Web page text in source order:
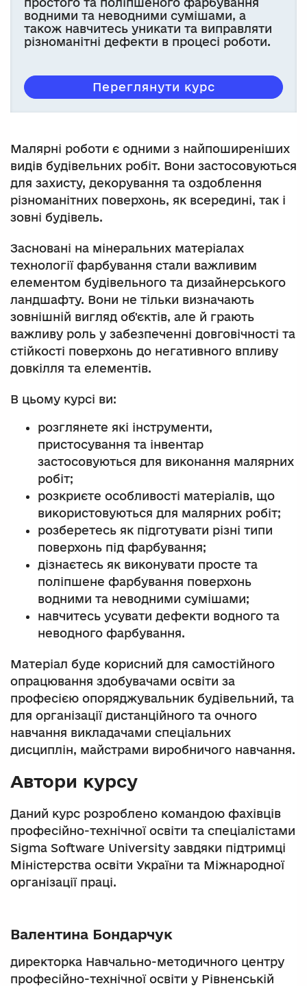
водними та неводними сумішами, а
також навчитесь уникати та виправляти
різноманітні дефекти в процесі роботи.
Переглянути курс
Малярні роботи є одними з найпоширеніших
видів будівельних робіт. Вони застосовуються
для захисту, декорування та оздоблення
різноманітних поверхонь, як всередині, так і
зовні будівель.
Засновані на мінеральних матеріалах
технології фарбування стали важливим
елементом будівельного та дизайнерського
ландшафту. Вони не тільки визначають
зовнішній вигляд об'єктів, але й грають
важливу роль у забезпеченні довговічності та
стійкості поверхонь до негативного впливу
довкілля та елементів.
В цьому курсі ви:
розглянете які інструменти,
пристосування та інвентар
застосовуються для виконання малярних
робіт;
розкриєте особливості матеріалів, що
використовуються для малярних робіт;
розберетесь як підготувати різні типи
поверхонь під фарбування;
дізнаєтесь як виконувати просте та
поліпшене фарбування поверхонь
водними та неводними сумішами;
навчитесь усувати дефекти водного та
неводного фарбування.
Матеріал буде корисний для самостійного
опрацювання здобувачами освіти за
професією опоряджувальник будівельний, та
для організації дистанційного та очного
навчання викладачами спеціальних
дисциплін, майстрами виробничого навчання.
Автори курсу
Даний курс розроблено командою фахівців
професійно-технічної освіти та спеціалістами
Sigma Software University завдяки підтримці
Міністерства освіти України та Міжнародної
організації праці.
Валентина Бондарчук
директорка Навчально-методичного центру
професійно-технічної освіти у Рівненській